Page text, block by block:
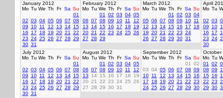
January 2012
Mo Tu We Th Fr Sa Su
01
02 03 04 05 06 07 08
09
10 11 12 13 14 15
16
17 18 19 20 21
22
23 24 25 26 27 28 29
30 31
February 2012
Mo Tu We Th Fr Sa Su
01
02 03 04 05
06 07 08 09 10 11
12
13
14 15 16 17 18
19
20 21 22 23 24 25 26
27 28 29
March 2012
Mo Tu We Th Fr Sa Su
01
02 03 04
05 06 07 08 09 10 11
12
13 14 15 16 17
18
19 20 21 22 23 24
26 27 28 29 30 31
April
Mo Tu
02 03
09
10
16
17
23 24
30
July 2012
Mo Tu We Th Fr Sa Su
01
02 03 04 05 06 07 08
09
10 11 12 13 14 15
16
17 18 19 20 21
22
23 24 25 26 27 28 29
30 31
August 2012
Mo Tu We Th Fr Sa Su
01
02 03 04 05
06 07 08 09 10 11
12
13
14 15 16 17 18
19
20 21 22 23 24 25 26
27 28 29 30 31
September 2012
Mo Tu We Th Fr Sa Su
01
02
03 04 05 06 07 08 09
10 11 12 13 14 15 16
17
18 19 20 21 22 23
24 25 26 27 28 29 30
October
Mo Tu
01
02
08 09
15 16
22 23
29 30